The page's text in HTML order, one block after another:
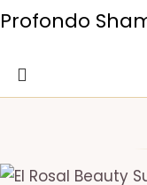
Profondo